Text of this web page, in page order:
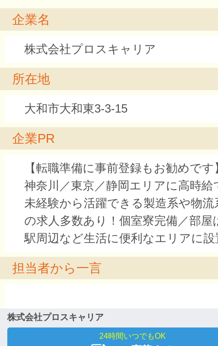
企業名
株式会社プロスキャリア
所在地
大和市大和東3-3-15
企業PR
【転職準備に事前登録もお勧めです
神奈川／東京／静岡エリアに高時給
未経験から活躍できる製造系や物流
の求人多数あり！個室寮完備／部屋
駅周辺など生活に便利なエリアに設
担当者から一言
株式会社プロスキャリア
24時間いつでもOK